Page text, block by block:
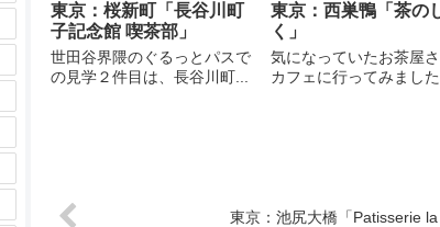
東京：桜新町「長谷川町
子記念館 喫茶部」
世田谷界隈のぐるっとパスで
の見学２件目は、長谷川町...
東京：西巣鴨「茶の
く」
気になっていたお茶屋
カフェに行ってみまし
東京：池尻大橋「Patisserie la